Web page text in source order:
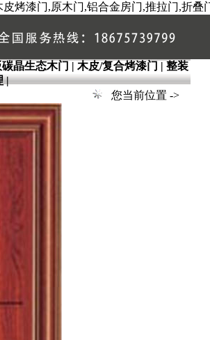
烤漆门,原木门,铝合金房门,推拉门,折叠
晶生态木门 | 木皮/复合烤漆门 | 整装
|
您当前位置 ->